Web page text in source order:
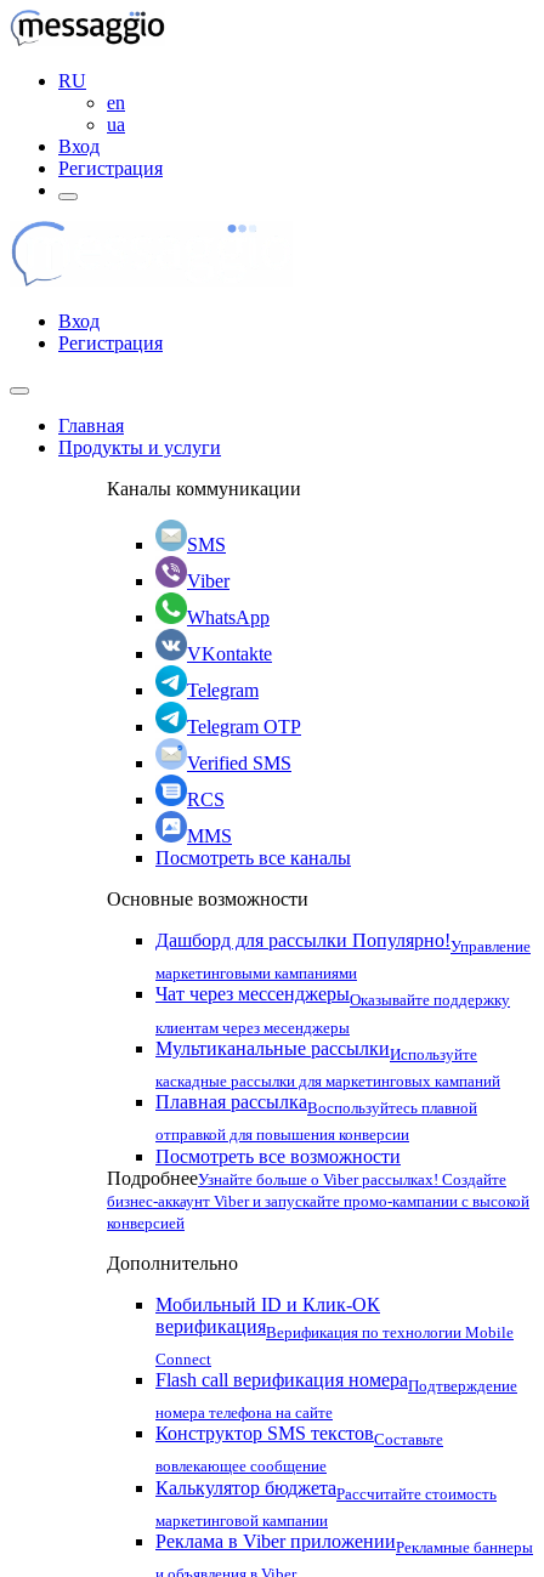
RU
en
ua
Вход
Регистрация
Вход
Регистрация
Главная
Продукты и услуги
Каналы коммуникации
SMS
Viber
WhatsApp
VKontakte
Telegram
Telegram OTP
Verified SMS
RCS
MMS
Посмотреть все каналы
Основные возможности
Дашборд для рассылки Популярно!Управление
маркетинговыми кампаниями
Чат через мессенджерыОказывайте поддержку
клиентам через месенджеры
Мультиканальные рассылкиИспользуйте
каскадные рассылки для маркетинговых кампаний
Плавная рассылкаВоспользуйтесь плавной
отправкой для повышения конверсии
Посмотреть все возможности
ПодробнееУзнайте больше о Viber рассылках! Создайте
бизнес-аккаунт Viber и запускайте промо-кампании с высокой
конверсией
Дополнительно
Мобильный ID и Клик-ОК
верификацияВерификация по технологии Mobile
Connect
Flash call верификация номераПодтверждение
номера телефона на сайте
Конструктор SMS текстовСоставьте
вовлекающее сообщение
Калькулятор бюджетаРассчитайте стоимость
маркетинговой кампании
Реклама в Viber приложенииРекламные баннеры